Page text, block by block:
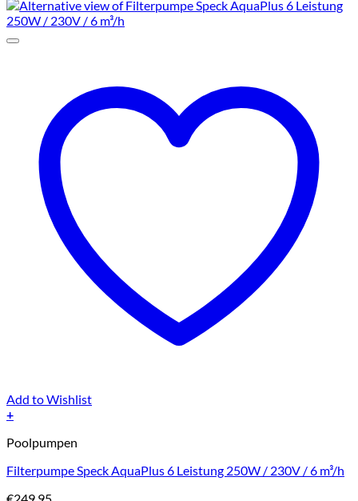
Add to Wishlist
+
Poolpumpen
Filterpumpe Speck AquaPlus 6 Leistung 250W / 230V / 6 m³/h